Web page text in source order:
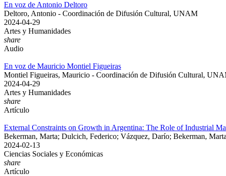
En voz de Antonio Deltoro
Deltoro, Antonio - Coordinación de Difusión Cultural, UNAM
2024-04-29
Artes y Humanidades
share
Audio
En voz de Mauricio Montiel Figueiras
Montiel Figueiras, Mauricio - Coordinación de Difusión Cultural,
2024-04-29
Artes y Humanidades
share
Artículo
External Constraints on Growth in Argentina: The Role of Industrial
Bekerman, Marta; Dulcich, Federico; Vázquez, Darío; Bekerman,
2024-02-13
Ciencias Sociales y Económicas
share
Artículo